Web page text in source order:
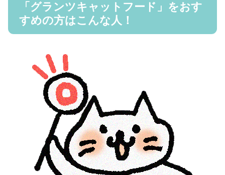
「グランツキャットフード」をおす
すめの方はこんな人！